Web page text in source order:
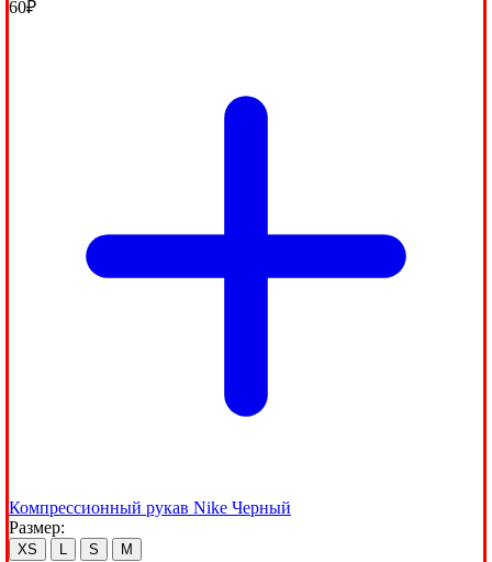
60₽
Компрессионный рукав Nike Черный
Размер:
XS S M